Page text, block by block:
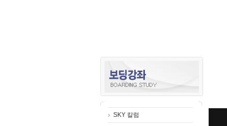
SKY 칼럼